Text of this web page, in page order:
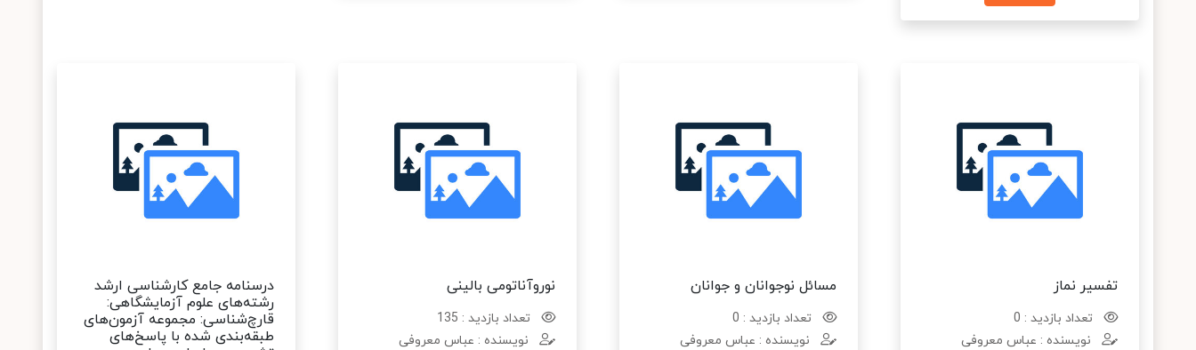
تفسیر نماز
تعداد بازدید : 0
نویسنده : عباس معروفی
مسائل نوجوانان و جوانان
تعداد بازدید : 0
نویسنده : عباس معروفی
نوروآناتومی بالینی
تعداد بازدید : 135
نویسنده : عباس معروفی
درسنامه جامع کارشناسی ارشد
رشته‌های علوم آزمایشگاهی:
قارچ‌شناسی: مجموعه آزمون‌های
طبقه‌بندی شده با پاسخ‌های